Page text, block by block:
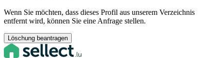
Wenn Sie möchten, dass dieses Profil aus unserem Verzeichnis
entfernt wird, können Sie eine Anfrage stellen.
Löschung beantragen